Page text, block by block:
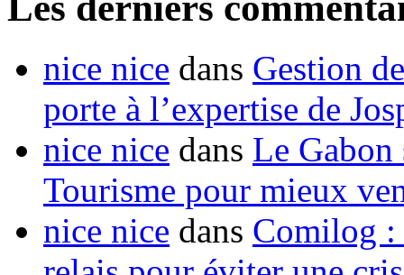
nice nice dans Gestion
porte à l’expertise de
nice nice dans Le Gabon
Tourisme pour mieux
nice nice dans Comilog :